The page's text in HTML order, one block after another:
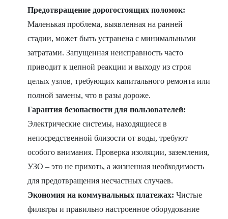
Предотвращение дорогостоящих поломок:
Маленькая проблема, выявленная на ранней
стадии, может быть устранена с минимальными
затратами. Запущенная неисправность часто
приводит к цепной реакции и выходу из строя
целых узлов, требующих капитального ремонта или
полной замены, что в разы дороже.
Гарантия безопасности для пользователей:
Электрические системы, находящиеся в
непосредственной близости от воды, требуют
особого внимания. Проверка изоляции, заземления,
УЗО – это не прихоть, а жизненная необходимость
для предотвращения несчастных случаев.
Экономия на коммунальных платежах: Чистые
фильтры и правильно настроенное оборудование